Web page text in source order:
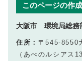
このページの作
大阪市 環境局総務
住所： 〒545-8550
（あべのルシアス